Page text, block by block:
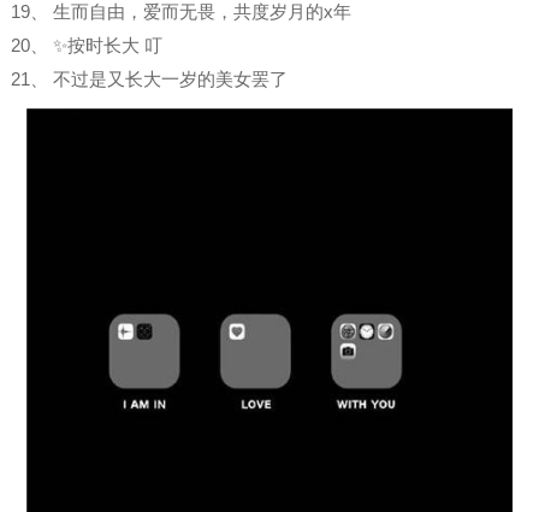
19、 生而自由，爱而无畏，共度岁月的x年
20、 ✨按时长大 叮
21、 不过是又长大一岁的美女罢了